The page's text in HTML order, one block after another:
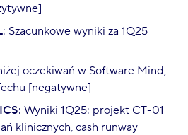
: Szacunkowe wyniki za 1Q25
oczekiwań w Software Mind,
[negatywne]
: Wyniki 1Q25: projekt CT-01
klinicznych, cash runway